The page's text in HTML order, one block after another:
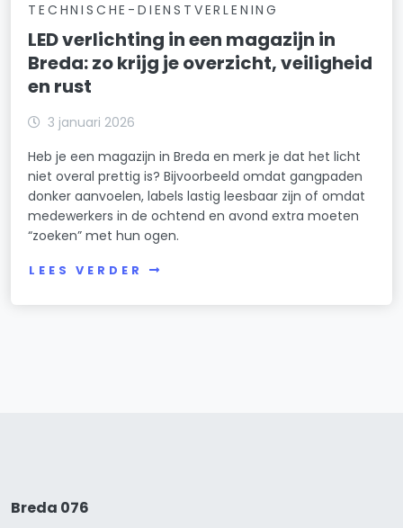
TECHNISCHE-DIENSTVERLENING
LED verlichting in een magazijn in
Breda: zo krijg je overzicht, veiligheid
en rust
3 januari 2026
Heb je een magazijn in Breda en merk je dat het licht
niet overal prettig is? Bijvoorbeeld omdat gangpaden
donker aanvoelen, labels lastig leesbaar zijn of omdat
medewerkers in de ochtend en avond extra moeten
“zoeken” met hun ogen.
LEES VERDER
Breda 076